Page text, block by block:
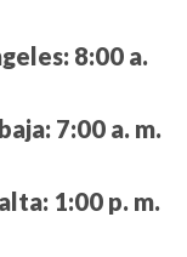
8:00 a.
7:00 a. m.
1:00 p. m.